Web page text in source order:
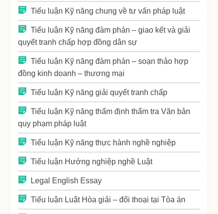
Tiểu luận Kỹ năng chung về tư vấn pháp luật
Tiểu luận Kỹ năng đàm phán – giao kết và giải
quyết tranh chấp hợp đồng dân sự
Tiểu luận Kỹ năng đàm phán – soạn thảo hợp
đồng kinh doanh – thương mại
Tiểu luận Kỹ năng giải quyết tranh chấp
Tiểu luận Kỹ năng thẩm định thẩm tra Văn bản
quy phạm pháp luật
Tiểu luận Kỹ năng thực hành nghề nghiệp
Tiểu luận Hướng nghiệp nghề Luật
Legal English Essay
Tiểu luận Luật Hòa giải – đối thoại tại Tòa án